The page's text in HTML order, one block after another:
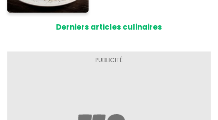
Derniers articles culinaires